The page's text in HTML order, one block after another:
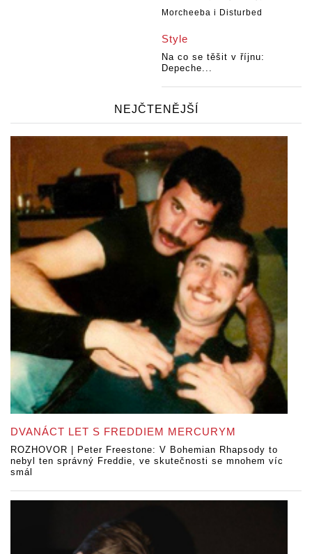
Style
Na co se těšit v říjnu:
Depeche...
NEJČTENĚJŠÍ
DVANÁCT LET S FREDDIEM MERCURYM
ROZHOVOR | Peter Freestone: V Bohemian Rhapsody to
nebyl ten správný Freddie, ve skutečnosti se mnohem víc
smál